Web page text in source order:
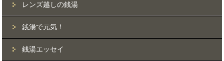
レンズ越しの銭湯
銭湯で元気！
銭湯エッセイ